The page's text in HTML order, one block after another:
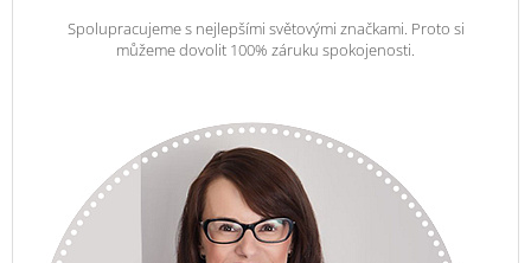
Spolupracujeme s nejlepšími světovými značkami. Proto si
můžeme dovolit 100% záruku spokojenosti.